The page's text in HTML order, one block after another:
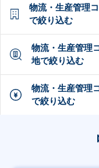
物流・生産管理
で絞り込む
物流・生産管理
地で絞り込む
物流・生産管理
で絞り込む